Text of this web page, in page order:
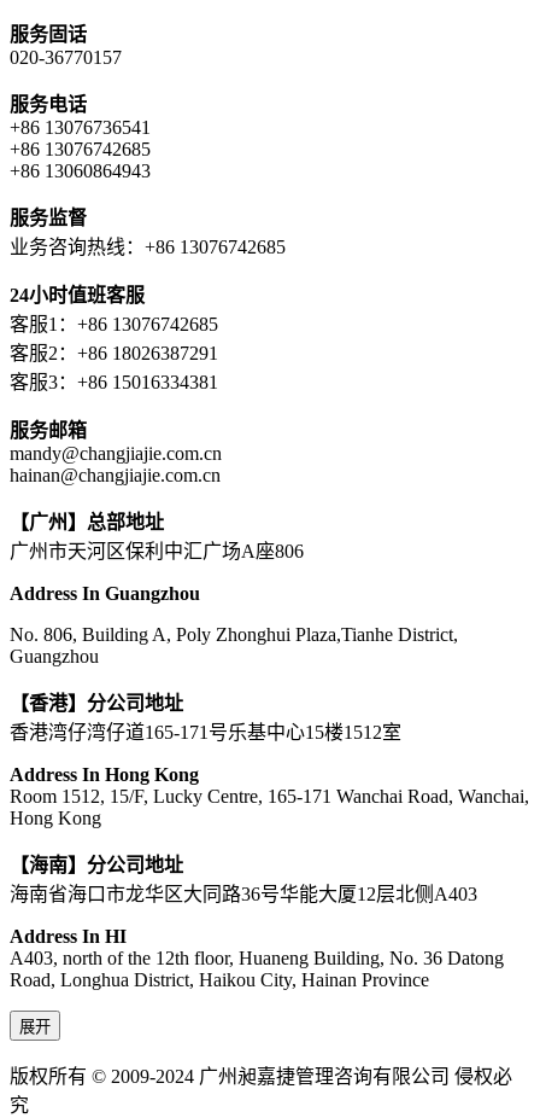
服务固话
020-36770157
服务电话
+86 13076736541
+86 13076742685
+86 13060864943
服务监督
业务咨询热线：+86 13076742685
24小时值班客服
客服1：+86 13076742685
客服2：+86 18026387291
客服3：+86 15016334381
服务邮箱
mandy@changjiajie.com.cn
hainan@changjiajie.com.cn
【广州】总部地址
广州市天河区保利中汇广场A座806
Address In Guangzhou
No. 806, Building A, Poly Zhonghui Plaza,Tianhe District,
Guangzhou
【香港】分公司地址
香港湾仔湾仔道165-171号乐基中心15楼1512室
Address In Hong Kong
Room 1512, 15/F, Lucky Centre, 165-171 Wanchai Road, Wanchai,
Hong Kong
【海南】分公司地址
海南省海口市龙华区大同路36号华能大厦12层北侧A403
Address In HI
A403, north of the 12th floor, Huaneng Building, No. 36 Datong
Road, Longhua District, Haikou City, Hainan Province
展开
版权所有 © 2009-2024 广州昶嘉捷管理咨询有限公司 侵权必
究